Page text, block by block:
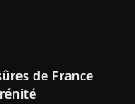
de France